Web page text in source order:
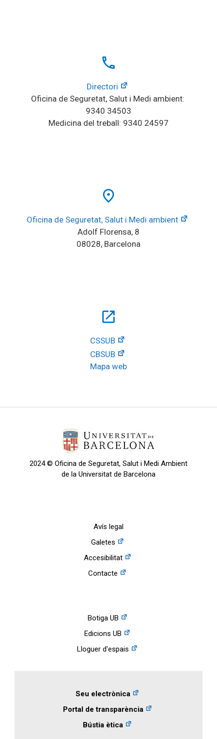
local_phone
Directori
Oficina de Seguretat, Salut i Medi ambient:
9340 34503
Medicina del treball: 9340 24597
place
Oficina de Seguretat, Salut i Medi ambient
Adolf Florensa, 8
08028, Barcelona
open_in_new
CSSUB
CBSUB
Mapa web
2024 © Oficina de Seguretat, Salut i Medi Ambient
de la Universitat de Barcelona
Avís legal
Galetes
Accesibilitat
Contacte
Botiga UB
Edicions UB
Lloguer d'espais
Seu electrònica
Portal de transparència
Bústia ètica